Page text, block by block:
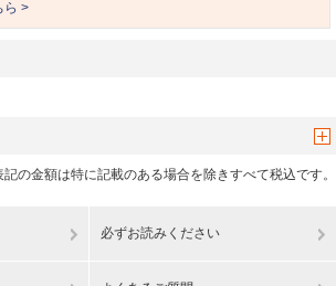
ら >
の金額は特に記載のある場合を除きすべて税込です。
必ずお読みください